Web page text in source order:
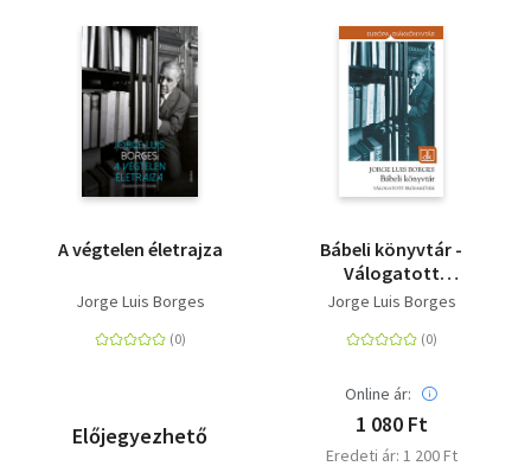
A végtelen életrajza
Jorge Luis Borges
Előjegyezhető
Bábeli könyvtár -
Válogatott
prózaművek
Jorge Luis Borges
Online ár:
1 080 Ft
Eredeti ár: 1 200 Ft